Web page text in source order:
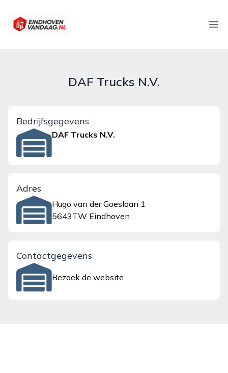
eindhovenvandaag.nl
DAF Trucks N.V.
Bedrijfsgegevens
DAF Trucks N.V.
Adres
Hugo van der Goeslaan 1
5643TW Eindhoven
Contactgegevens
Bezoek de website